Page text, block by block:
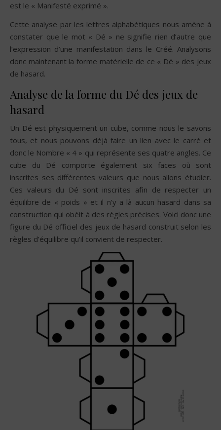
est le « Manifesté exprimé ».
Cette analyse par les lettres alphabétiques nous amène à
constater que le mot « Dé » ne signifie rien d’autre que
l’expression d’une manifestation dans le Créé. Analysons
donc maintenant la forme matérielle de ce « Dé » des jeux
de hasard.
Analyse de la forme du Dé des jeux de
hasard
Un Dé est physiquement un cube, comme nous le savons
tous, et nous pouvons déjà faire un lien avec le carré et
donc le Nombre « 4 » qui représente ses quatre angles. Ce
cube du Dé comporte également six faces où sont
inscrites ses différentes valeurs que nous allons étudier.
Ces valeurs du Dé sont inscrites afin de respecter un
équilibre de « poids » et il n’y a là aucun hasard dans sa
construction qui obéit à des règles précises. Voici donc une
figure du Dé officiel des jeux de hasard construit selon les
règles d’équilibre qu’il convient de respecter.